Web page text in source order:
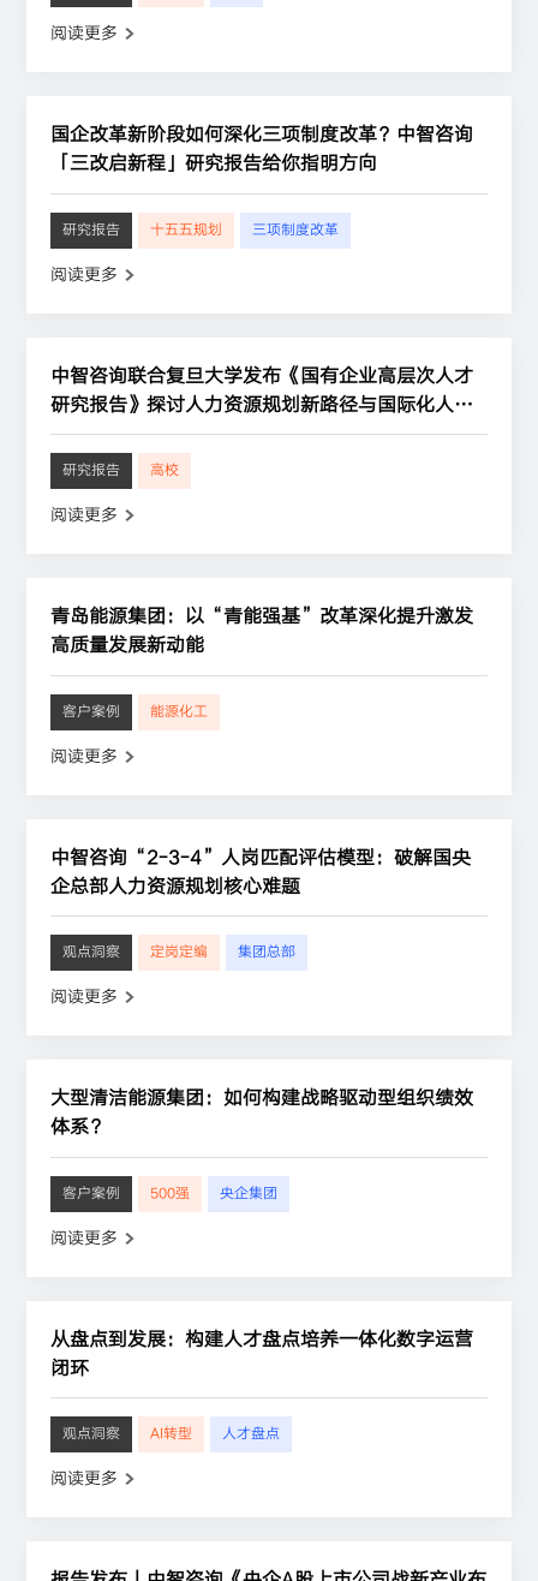
阅读更多
国企改革新阶段如何深化三项制度改革？中智咨询
「三改启新程」研究报告给你指明方向
研究报告 十五五规划 三项制度改革
阅读更多
中智咨询联合复旦大学发布《国有企业高层次人才
研究报告》探讨人力资源规划新路径与国际化人才
培养方案
研究报告 高校
阅读更多
青岛能源集团：以“青能强基”改革深化提升激发
高质量发展新动能
客户案例 能源化工
阅读更多
中智咨询“2-3-4”人岗匹配评估模型：破解国央
企总部人力资源规划核心难题
观点洞察 定岗定编 集团总部
阅读更多
大型清洁能源集团：如何构建战略驱动型组织绩效
体系？
客户案例 500强 央企集团
阅读更多
从盘点到发展：构建人才盘点培养一体化数字运营
闭环
观点洞察 AI转型 人才盘点
阅读更多